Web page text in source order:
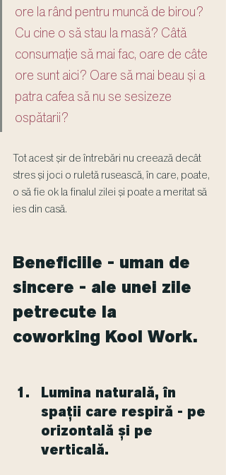
ore la rând pentru muncă de birou?
Cu cine o să stau la masă? Câtă
consumație să mai fac, oare de câte
ore sunt aici? Oare să mai beau și a
patra cafea să nu se sesizeze
ospătarii?
Tot acest șir de întrebări nu creează decât
stres și joci o ruletă rusească, în care, poate,
o să fie ok la finalul zilei și poate a meritat să
ies din casă.
Beneficiile - uman de
sincere - ale unei zile
petrecute la
coworking Kool Work.
Lumina naturală, în
spații care respiră - pe
orizontală și pe
verticală.